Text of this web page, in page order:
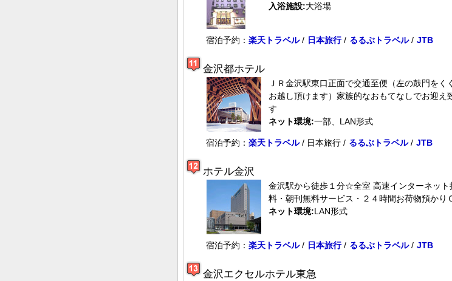
入浴施設:大浴場
宿泊予約： 楽天トラベル/ 日本旅行/ るるぶトラベル/ JTB
金沢都ホテル
ＪＲ金沢駅東口正面で交通至便（左の鼓門をく
お越し頂けます）家族的なおもてなしでお迎え
す
ネット環境:一部、LAN形式
宿泊予約： 楽天トラベル/ 日本旅行 / るるぶトラベル/ JTB
ホテル金沢
金沢駅から徒歩１分☆全室 高速インターネット
料・朝刊無料サービス・２４時間お荷物預かり
ネット環境:LAN形式
宿泊予約： 楽天トラベル/ 日本旅行/ るるぶトラベル/ JTB
金沢エクセルホテル東急